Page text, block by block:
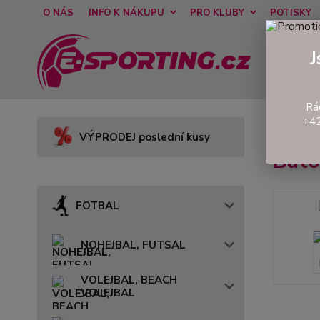
O NÁS INFO K NÁKUPU PRO KLUBY POTISKY
VÝPRODEJ poslední kusy
FOTBAL
NOHEJBAL, FUTSAL
VOLEJBAL, BEACH
VOLEJBAL